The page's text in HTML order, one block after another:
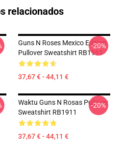
relacionados
Guns N Roses Mexico Edition
Pullover Sweatshirt RB1911
37,67 € - 44,11 €
-20%
Waktu Guns N Rosas Pullover
Sweatshirt RB1911
37,67 € - 44,11 €
-20%